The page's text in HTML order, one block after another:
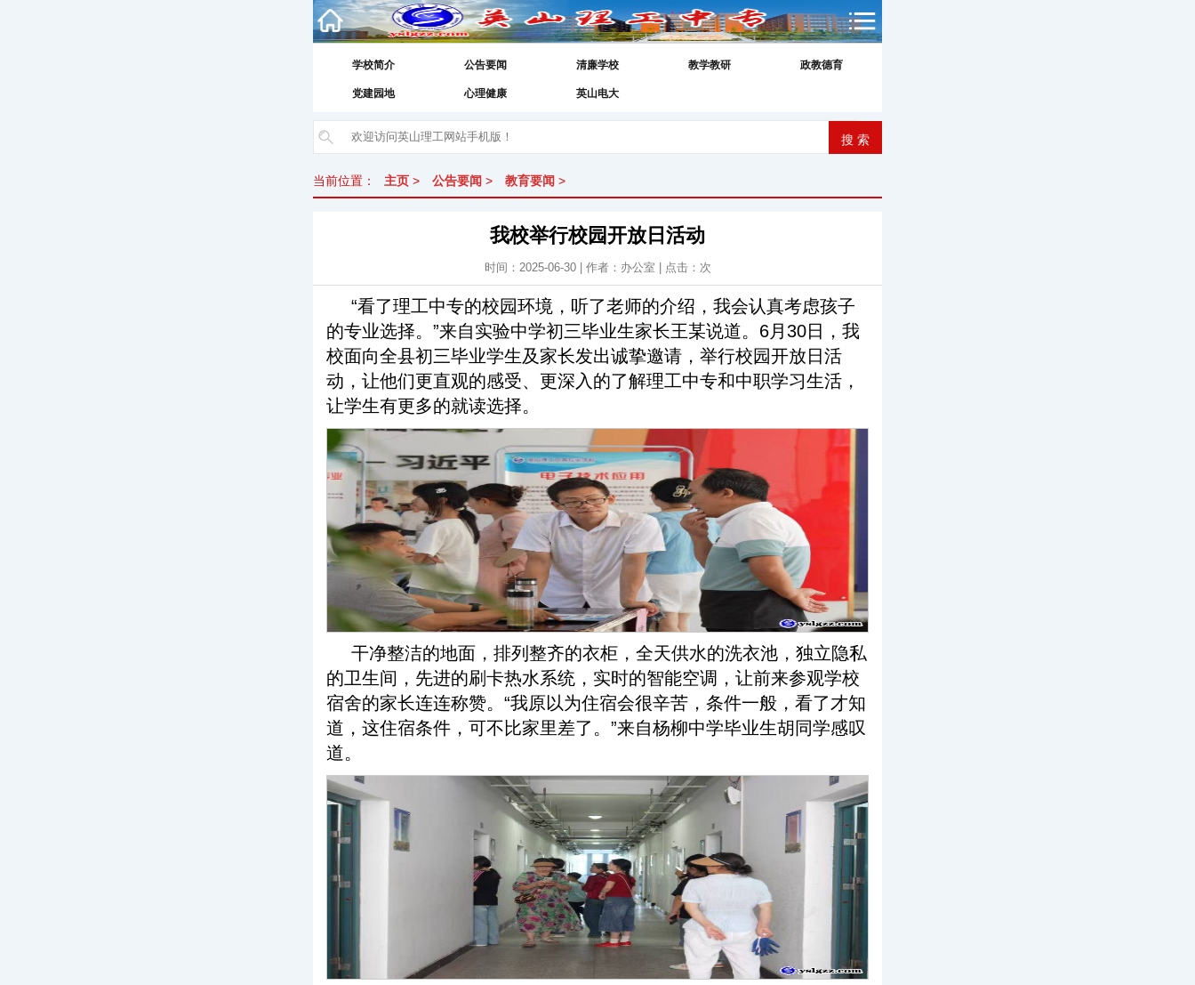
学校简介 公告要闻 清廉学校 教学教研 政教德育
党建园地 心理健康 英山电大
当前位置： 主页 > 公告要闻 > 教育要闻 >
我校举行校园开放日活动
时间：2025-06-30 | 作者：办公室 | 点击： 次
“看了理工中专的校园环境，听了老师的介绍，我会认真考虑孩子
的专业选择。”来自实验中学初三毕业生家长王某说道。6月30日，我
校面向全县初三毕业学生及家长发出诚挚邀请，举行校园开放日活
动，让他们更直观的感受、更深入的了解理工中专和中职学习生活，
让学生有更多的就读选择。
干净整洁的地面，排列整齐的衣柜，全天供水的洗衣池，独立隐私
的卫生间，先进的刷卡热水系统，实时的智能空调，让前来参观学校
宿舍的家长连连称赞。“我原以为住宿会很辛苦，条件一般，看了才知
道，这住宿条件，可不比家里差了。”来自杨柳中学毕业生胡同学感叹
道。